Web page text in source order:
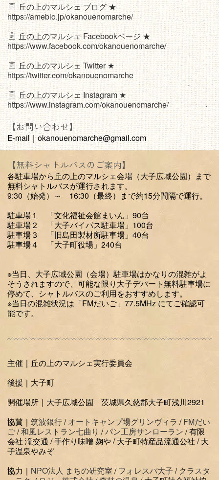
丘の上のマルシェ ブログ ★
https://ameblo.jp/okanouenomarche/
丘の上のマルシェ Facebookページ ★
https://www.facebook.com/okanouenomarche/
丘の上のマルシェ Twitter ★
https://twitter.com/okanouenomarche
丘の上のマルシェ Instagram ★
https://www.instagram.com/okanouenomarche/
【お問い合わせ】
E-mail｜okanouenomarche@gmail.com
【無料シャトルバスのご案内】
各駐車場から丘の上のマルシェ会場（大子広域公園）まで
無料シャトルバスが運行されます。
9:30（始発）～ 16:30（最終）まで約15分間隔で運行。
駐車場１ 「文化福祉会館まいん」90台
駐車場２ 「大子バイパス駐車場」100台
駐車場３ 「旧島田製材所駐車場」40台
駐車場４ 「大子町役場」240台
※当日、大子広域公園（会場）駐車場はかなりの混雑がよ
そうされますので、可能な限り大子デパート無料駐車場に
停めて、シャトルバスのご利用をおすすめします。
※当日の混雑状況は「FMだいご」77.5MHz にてご確認可
能です。
主催｜丘の上のマルシェ実行委員会
後援｜大子町
開催場所｜大子広域公園 茨城県久慈郡大子町浅川2921
協賛｜ 筑波銀行/オートキャンプ場グリンヴィラ /FMだい
ご/和風レストラン七曲り /パン工房サンローラン / 有限
会社 滝交通 / 手作り味噌 麹や / 大子町特産品流通公社 / 大
子温泉やみぞ
協力｜ NPO法人 まちの研究室 /フォレスパ大子 / クラスタ